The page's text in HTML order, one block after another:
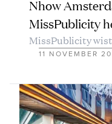
Nhow
MissPublicity
MissPublicity
11 NOVEMBER